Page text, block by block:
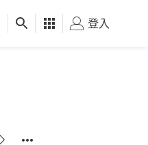
健康 好食玩飛
登入